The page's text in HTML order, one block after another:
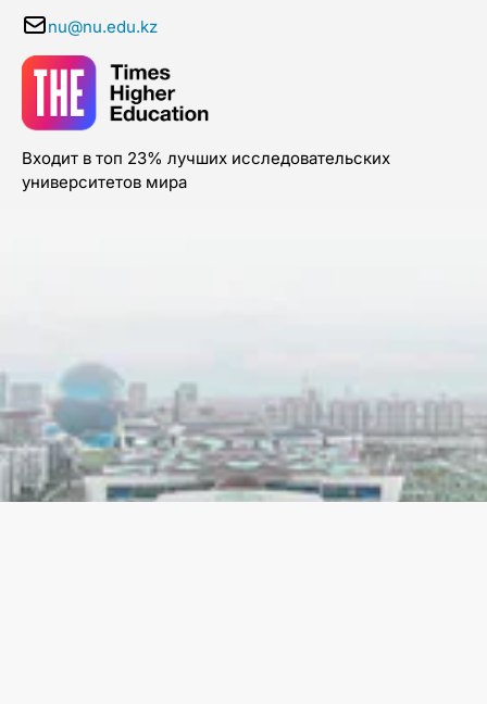
nu@nu.edu.kz
Входит в топ 23% лучших исследовательских
университетов мира